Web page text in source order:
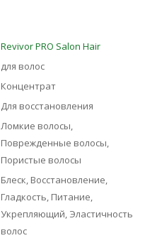
Revivor PRO Salon Hair
для волос
Концентрат
Для восстановления
Ломкие волосы,
Поврежденные волосы,
Пористые волосы
Блеск, Восстановление,
Гладкость, Питание,
Укрепляющий, Эластичность
волос